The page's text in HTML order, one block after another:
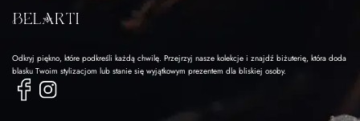
Odkryj piękno, które podkreśli każdą chwilę. Przejrzyj nasze kolekcje i znajdź biżuterię, która doda
blasku Twoim stylizacjom lub stanie się wyjątkowym prezentem dla bliskiej osoby.